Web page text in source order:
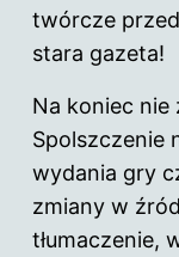
twórcze
stara gazeta!
Na koniec nie
Spolszczenie
wydania gry
zmiany w
tłumaczenie,